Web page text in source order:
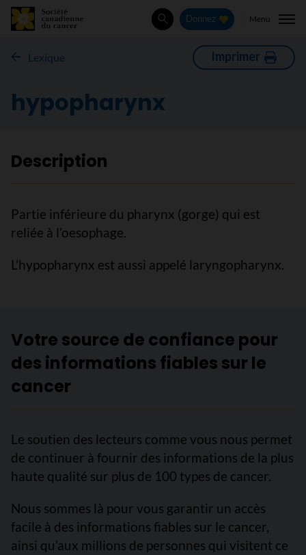
Rechercher
Donnez Menu
Lexique Imprimer
hypopharynx
Description
Partie inférieure du pharynx (gorge) qui est
reliée à l’oesophage.
L’hypopharynx est aussi appelé laryngopharynx.
Votre source de confiance pour
des informations fiables sur le
cancer
Le soutien des lecteurs comme vous nous permet
de continuer à fournir des informations de la plus
haute qualité sur plus de 100 types de cancer.
Nous sommes là pour vous garantir un accès
facile à des informations fiables sur le cancer,
ainsi qu’aux millions de personnes qui visitent ce